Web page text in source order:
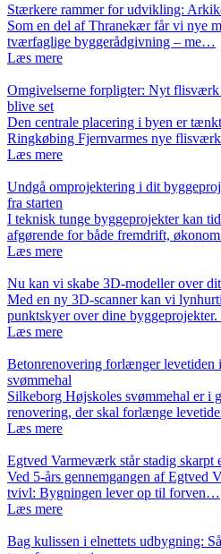
Stærkere rammer for udvikling:
Som en del af Thranekær får vi nye
tværfaglige byggerådgivning – me…
Læs mere
Omgivelserne forpligter: Nyt
blive set
Den centrale placering i byen er
Ringkøbing Fjernvarmes nye
Læs mere
Undgå omprojektering i dit
fra starten
I teknisk tunge byggeprojekter kan
afgørende for både fremdrift,
Læs mere
Nu kan vi skabe 3D-modeller over
Med en ny 3D-scanner kan vi
punktskyer over dine
Læs mere
Betonrenovering forlænger levetiden
svømmehal
Silkeborg Højskoles svømmehal er i
renovering, der skal forlænge
Læs mere
Egtved Varmeværk står stadig skarpt
Ved 5-års gennemgangen af Egtved
tvivl: Bygningen lever op til forven…
Læs mere
Bag kulissen i elnettets udbygning: